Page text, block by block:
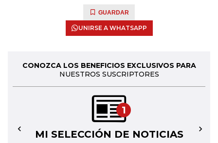
GUARDAR
UNIRSE A WHATSAPP
CONOZCA LOS BENEFICIOS EXCLUSIVOS PARA
NUESTROS SUSCRIPTORES
1
MI SELECCIÓN DE NOTICIAS
← →